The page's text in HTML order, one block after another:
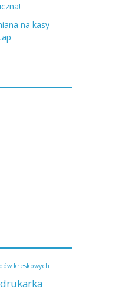
na kasy
kreskowych
drukarka